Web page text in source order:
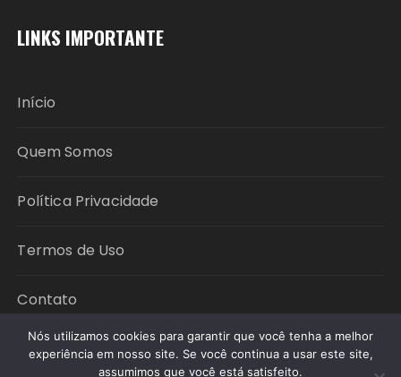
LINKS IMPORTANTE
Início
Quem Somos
Política Privacidade
Termos de Uso
Contato
Nós utilizamos cookies para garantir que você tenha a melhor
experiência em nosso site. Se você continua a usar este site,
assumimos que você está satisfeito.